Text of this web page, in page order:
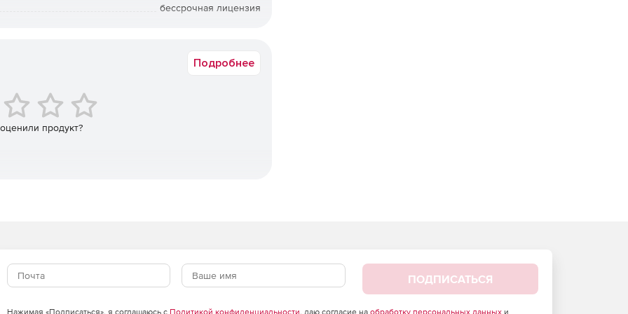
документов, необходимых для поиска.
бессрочная лицензия
Подробнее
продукт?
ПОДПИСАТЬСЯ
Нажимая «Подписаться», я соглашаюсь с Политикой конфиденциальности, даю согласие на обработку персональных данныхи